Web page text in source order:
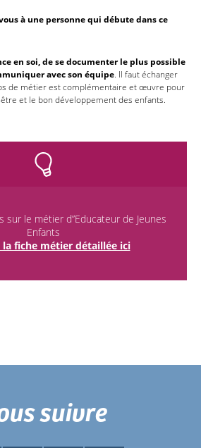
à une personne qui débute dans ce
en soi, de se documenter le plus possible
avec son équipe. Il faut échanger
de métier est complémentaire et œuvre pour
et le bon développement des enfants.
sur le métier d”Educateur de Jeunes
Enfants
la fiche métier détaillée ici
suivre